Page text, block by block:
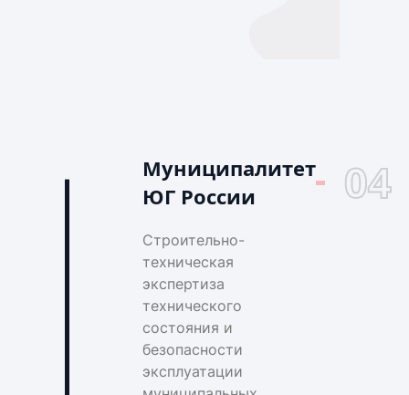
Муниципалитет
ЮГ России
04
Строительно-
техническая
экспертиза
технического
состояния и
безопасности
эксплуатации